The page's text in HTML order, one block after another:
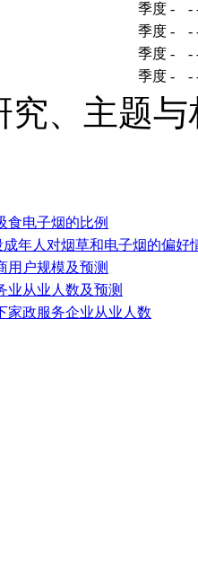
季度 - -
季度 - -
季度 - -
季度 - -
究、主题
食电子烟的比例
年人对烟草和电子烟的偏好
用户规模及预测
业从业人数及预测
家政服务企业从业人数